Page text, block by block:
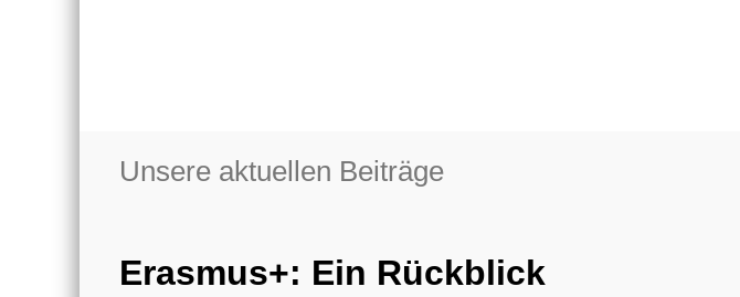
Unsere aktuellen Beiträge
Erasmus+: Ein Rückblick